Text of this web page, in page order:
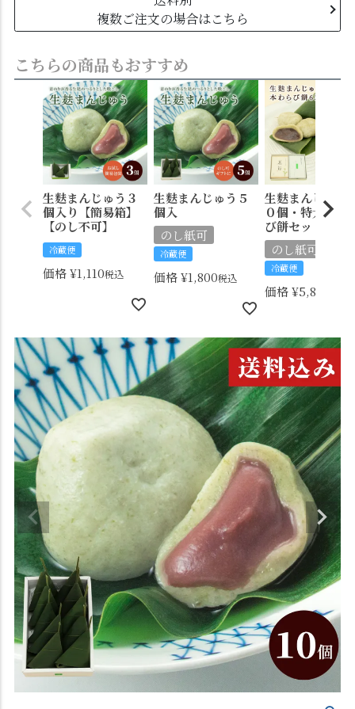
複数ご注文の場合はこちら
こちらの商品もおすすめ
生麩まんじゅう３
個入り【簡易箱】
【のし不可】
冷蔵便
価格¥1,110税込
生麩まんじゅう５
個入
のし紙可
冷蔵便
価格¥1,800税込
生麩まんじゅう
０個・特大本わ
び餅セット
のし紙可
冷蔵便
価格¥5,890